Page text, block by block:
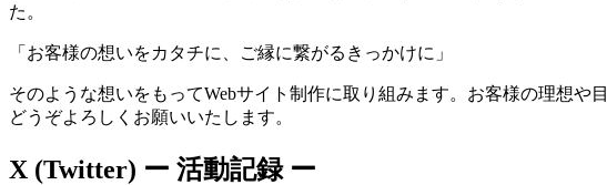
た。
「お客様の想いをカタチに、ご縁に繋がるきっかけに」
そのような想いをもってWebサイト制作に取り組みます。お客様の理想や
どうぞよろしくお願いいたします。
X (Twitter) ー 活動記録 ー